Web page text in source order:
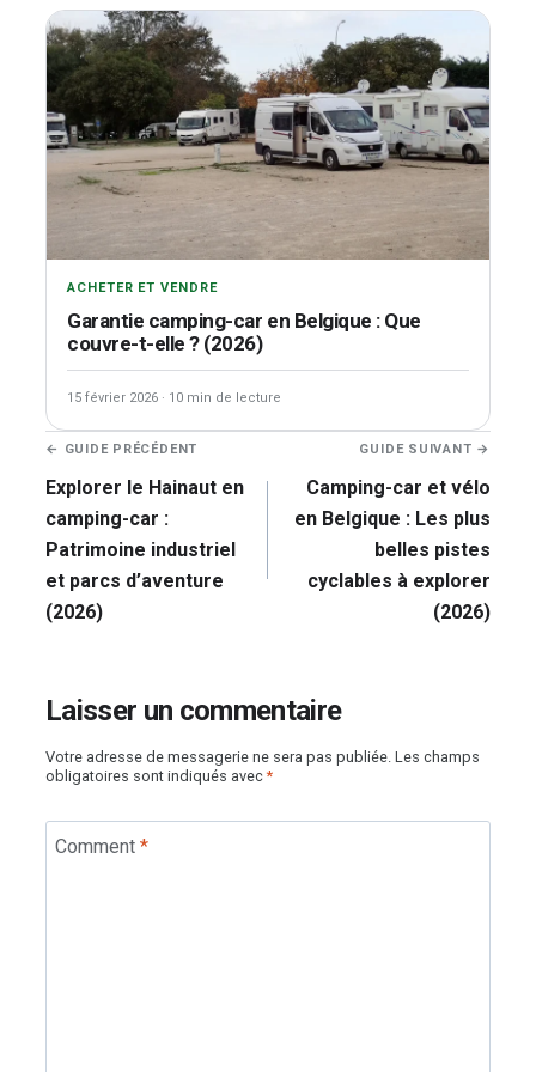
ACHETER ET VENDRE
Garantie camping-car en Belgique : Que
couvre-t-elle ? (2026)
15 février 2026 · 10 min de lecture
Navigation
de
l’article
← GUIDE PRÉCÉDENT
Explorer le Hainaut en
camping-car :
Patrimoine industriel
et parcs d’aventure
(2026)
GUIDE SUIVANT →
Camping-car et vélo
en Belgique : Les plus
belles pistes
cyclables à explorer
(2026)
Laisser un commentaire
Votre adresse de messagerie ne sera pas publiée. Les champs
obligatoires sont indiqués avec*
Comment *